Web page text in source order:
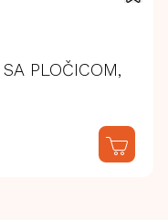
PLOČICOM,